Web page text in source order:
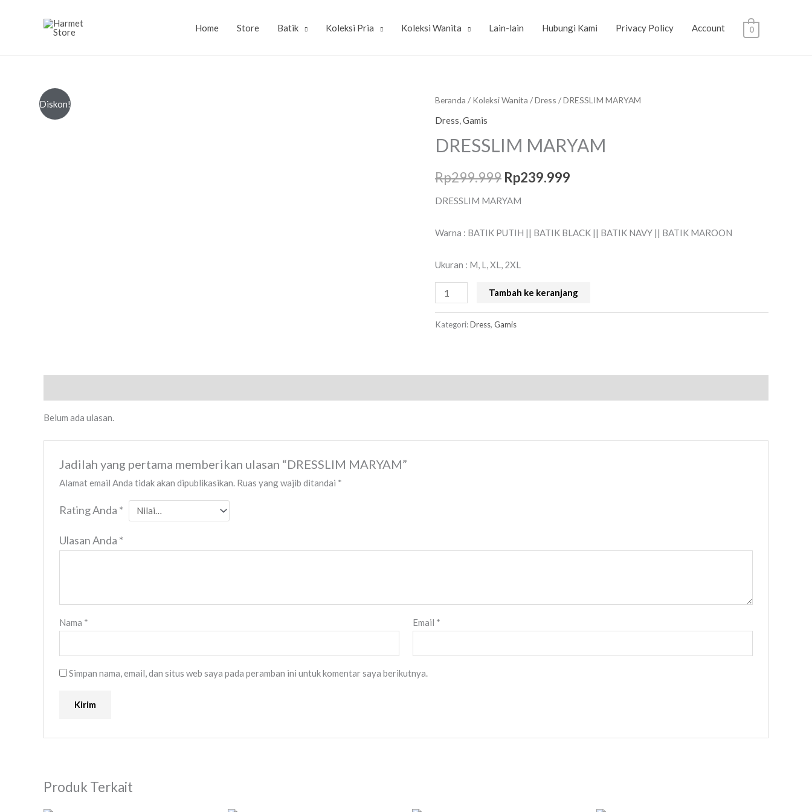
Home Store Batik Koleksi Pria Koleksi Wanita Lain-lain Hubungi Kami Privacy Policy Account 0
Diskon! Beranda / Koleksi Wanita /Dress / DRESSLIM MARYAM
Dress,Gamis
DRESSLIM MARYAM
Rp299.999
Harga
adalah:
Rp299.999.
Rp239.999
Harga
ini
DRESSLIM MARYAM
Warna : BATIK PUTIH || BATIK BLACK || BATIK NAVY || BATIK MAROON
Ukuran : M, L, XL, 2XL
Kuantitas
DRESSLIM
Tambah ke keranjang
Kategori:Dress, Gamis
Belum ada ulasan.
Jadilah yang pertama memberikan ulasan “DRESSLIM MARYAM”
Alamat email Anda tidak akan dipublikasikan. Ruas yang wajib ditandai *
Rating Anda *
Ulasan Anda *
Nama * Email *
Simpan nama, email, dan situs web saya pada peramban ini untuk komentar saya berikutnya.
Produk Terkait